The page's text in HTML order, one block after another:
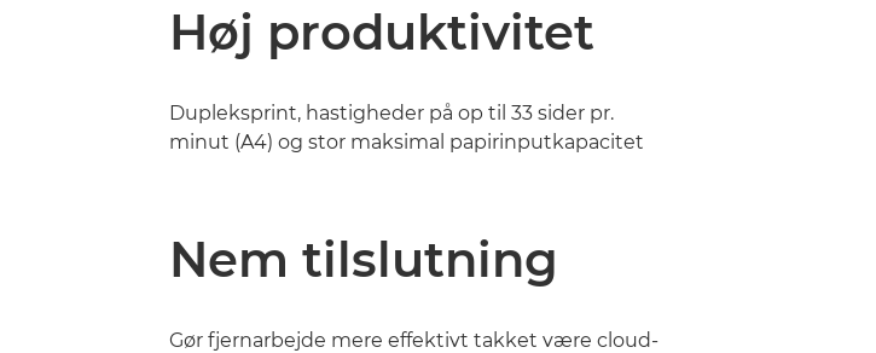
Høj produktivitet
Dupleksprint, hastigheder på op til 33 sider pr.
minut (A4) og stor maksimal papirinputkapacitet
Nem tilslutning
Gør fjernarbejde mere effektivt takket være cloud-